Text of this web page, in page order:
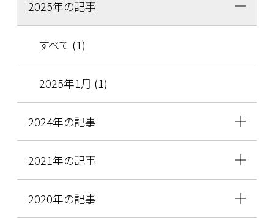
2025年の記事
すべて (1)
2025年1月 (1)
2024年の記事
2021年の記事
2020年の記事